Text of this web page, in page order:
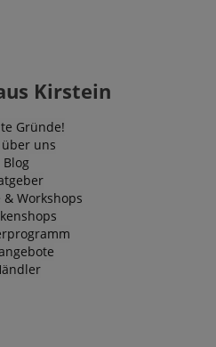
Kirstein
Gründe!
uns
Blog
Workshops
a given end
user (what
Google-